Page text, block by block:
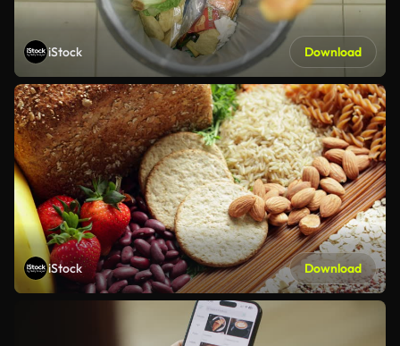
iStock Download
iStock Download